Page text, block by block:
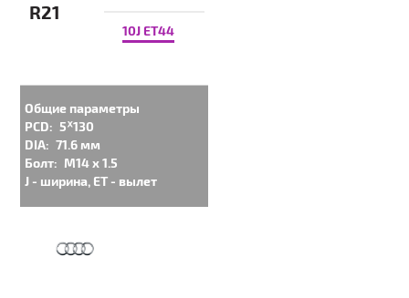
R21
10J ET44
Общие параметры
PCD: 5ᕁ130
DIA: 71.6 мм
Болт: M14 x 1.5
J - ширина, ET - вылет